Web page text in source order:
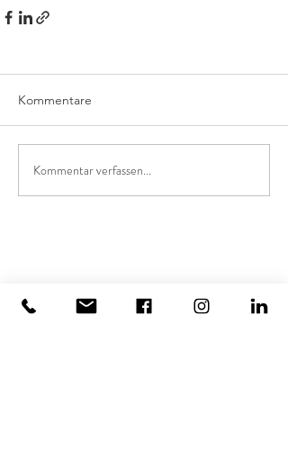
Kommentare
Kommentar verfassen...
KUNST FÜRS BÜRO